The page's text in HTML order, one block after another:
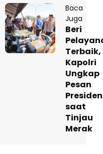
Baca
Juga
Beri
Terbaik,
Kapolri
Ungkap
Pesan
Presiden
saat
Tinjau
Merak